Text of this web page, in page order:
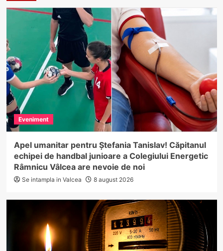
Eveniment
Apel umanitar pentru Ștefania Tanislav! Căpitanul
echipei de handbal junioare a Colegiului Energetic
Râmnicu Vâlcea are nevoie de noi
Se intampla in Valcea 8 august 2026